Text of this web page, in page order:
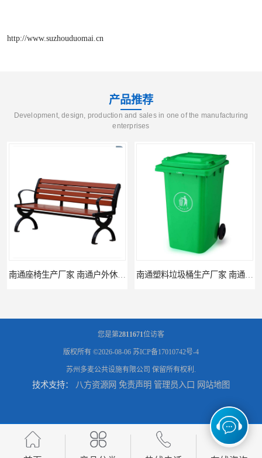
http://www.suzhouduomai.cn
产品推荐
Development, design, production and sales in one of the manufacturing
enterprises
南通座椅生产厂家 南通户外休闲椅制品厂 南通公园座椅定制价格 南通塑料垃圾桶生产厂家 南通塑料分类垃圾桶定做 南通小区垃圾桶批发价格
连云港分类垃圾桶生产厂 连云港塑料垃圾桶 制品厂 连云港景区垃圾桶定做 连云港垃圾收集房生产厂家 连云港分类垃圾房定做 连云港不锈钢垃圾屋制品厂
您是第2811671位访客
版权所有 ©2026-08-06 苏ICP备17010742号-4
苏州多麦公共设施有限公司 保留所有权利.
技术支持： 八方资源网 免责声明 管理员入口 网站地图